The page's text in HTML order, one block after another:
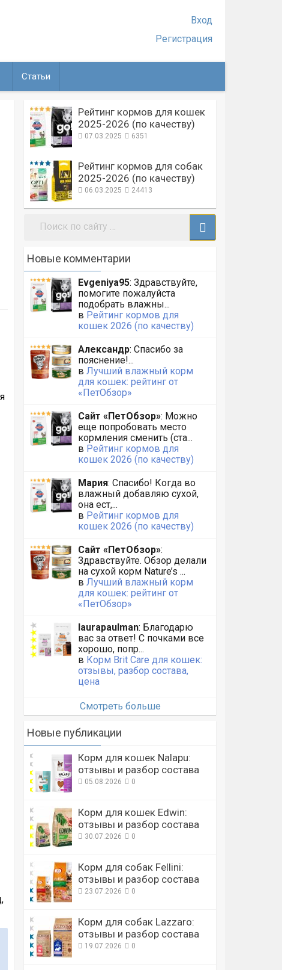
Вход
Регистрация
Статьи
Рейтинг кормов для кошек
2025-2026 (по качеству)
07.03.2025 6351
Рейтинг кормов для собак
2025-2026 (по качеству)
06.03.2025 24413
Поиск:
Новые комментарии
Evgeniya95: Здравствуйте,
помогите пожалуйста
подобрать влажны...
в Рейтинг кормов для
кошек 2026 (по качеству)
Александр: Спасибо за
пояснение!...
в Лучший влажный корм
для кошек: рейтинг от
«ПетОбзор»
Сайт «ПетОбзор»: Можно
еще попробовать место
кормления сменить (ста...
в Рейтинг кормов для
кошек 2026 (по качеству)
Мария: Спасибо! Когда во
влажный добавляю сухой,
она ест,...
в Рейтинг кормов для
кошек 2026 (по качеству)
Сайт «ПетОбзор»:
Здравствуйте. Обзор делали
на сухой корм Nature’s ...
в Лучший влажный корм
для кошек: рейтинг от
«ПетОбзор»
laurapaulman: Благодарю
вас за ответ! С почками все
хорошо, попр...
в Корм Brit Care для кошек:
отзывы, разбор состава,
цена
Смотреть больше
Новые публикации
Корм для кошек Nalapu:
отзывы и разбор состава
05.08.2026 0
Корм для кошек Edwin:
отзывы и разбор состава
30.07.2026 0
Корм для собак Fellini:
отзывы и разбор состава
23.07.2026 0
Корм для собак Lazzaro:
отзывы и разбор состава
19.07.2026 0